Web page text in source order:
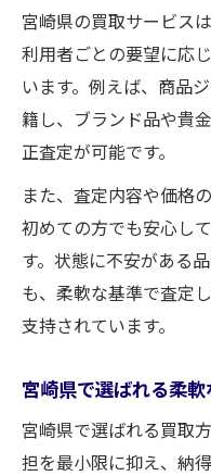
宮崎県の買取サービス
利用者ごとの要望に応
います。例えば、商品
籍し、ブランド品や貴
正査定が可能です。
また、査定内容や価格
初めての方でも安心し
す。状態に不安がある
も、柔軟な基準で査定
支持されています。
宮崎県で選ばれる柔
宮崎県で選ばれる買取
担を最小限に抑え、納